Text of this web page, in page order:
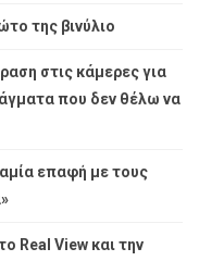
της βινύλιο
στις κάμερες για
που δεν θέλω να
επαφή με τους
Real View και την